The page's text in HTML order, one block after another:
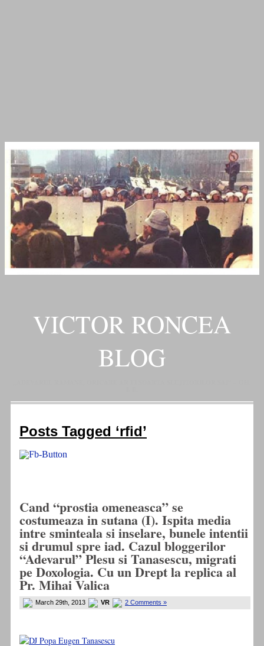
VICTOR RONCEA
BLOG
Posts Tagged ‘rfid’
Cand “prostia omeneasca” se
costumeaza in sutana (I). Ispita media
intre sminteala si inselare, bunele intentii
si drumul spre iad. Cazul bloggerilor
“Adevarul” Plesu si Tanasescu, migrati
pe Doxologia. Cu un Drept la replica al
Pr. Mihai Valica
March 29th, 2013 VR 2 Comments »